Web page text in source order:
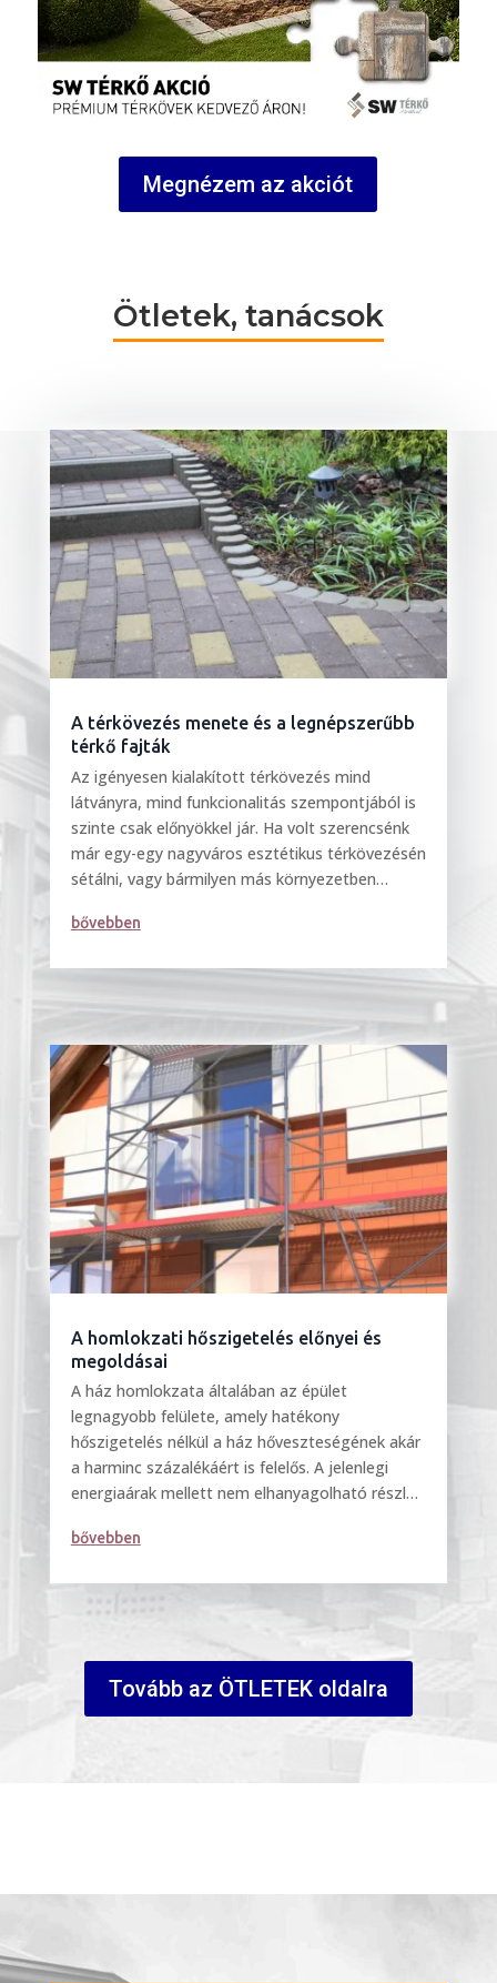
Megnézem az akciót
Ötletek, tanácsok
A térkövezés menete és a legnépszerűbb
térkő fajták
Az igényesen kialakított térkövezés mind
látványra, mind funkcionalitás szempontjából is
szinte csak előnyökkel jár. Ha volt szerencsénk
már egy-egy nagyváros esztétikus térkövezésén
sétálni, vagy bármilyen más környezetben
bővebben
A homlokzati hőszigetelés előnyei és
megoldásai
A ház homlokzata általában az épület
legnagyobb felülete, amely hatékony
hőszigetelés nélkül a ház hőveszteségének akár
a harminc százalékáért is felelős. A jelenlegi
energiaárak mellett nem elhanyagolható részlet,
bővebben
Tovább az ÖTLETEK oldalra